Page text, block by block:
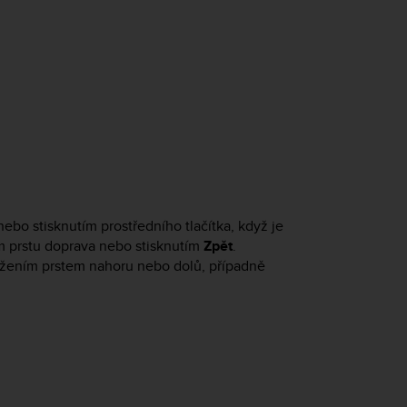
stisknutím prostředního tlačítka, když je
prstu doprava nebo stisknutím Zpět.
prstem nahoru nebo dolů, případně